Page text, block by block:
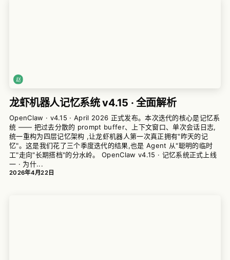
龙虾机器人记忆系统 v4.15 · 全面解析
OpenClaw · v4.15 · April 2026 正式发布。本次迭代的核心是记忆系
统 —— 把过去分散的 prompt buffer、上下文窗口、单次会话日志,
统一重构为四层记忆架构 ,让龙虾机器人第一次真正拥有"昨天的记
忆"。这是我们花了三个季度迭代的结果,也是 Agent 从"聪明的临时
工"走向"长期搭档"的分水岭。 OpenClaw v4.15 · 记忆系统正式上线
一 · 为什...
2026年4月22日